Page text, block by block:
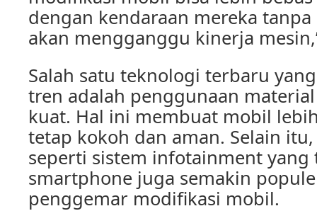
dengan kendaraan mereka
akan mengganggu kinerja
Salah satu teknologi terbaru
tren adalah penggunaan
kuat. Hal ini membuat mobil
tetap kokoh dan aman. Selain
seperti sistem infotainment
smartphone juga semakin
penggemar modifikasi mobil.